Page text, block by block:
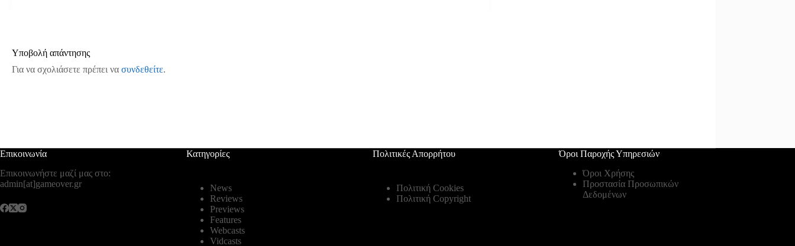
Υποβολή απάντησης
Για να σχολιάσετε πρέπει να συνδεθείτε.
Επικοινωνία
Επικοινωνήστε μαζί μας στο:
admin[at]gameover.gr
Κατηγορίες
News
Reviews
Previews
Features
Webcasts
Vidcasts
Πολιτικές Απορρήτου
Πολιτική Cookies
Πολιτική Copyright
Όροι Παροχής Υπηρεσιών
Όροι Χρήσης
Προστασία Προσωπικών
Δεδομένων